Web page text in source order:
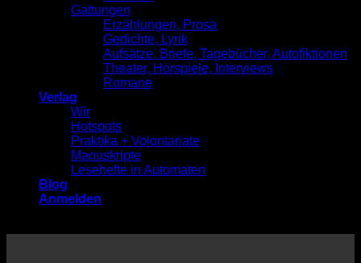
Gattungen
Erzählungen, Prosa
Gedichte, Lyrik
Aufsätze, Briefe, Tagebücher, Autofiktionen
Theater, Hörspiele, Interviews
Romane
Verlag
Wir
Hotspots
Praktika + Volontariate
Manuskripte
Lesehefte in Automaten
Blog
Anmelden